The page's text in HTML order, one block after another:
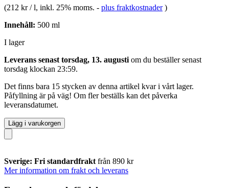
(212 kr / l, inkl. 25% moms. - plus fraktkostnader )
Innehåll: 500 ml
I lager
Leverans senast torsdag, 13. augusti om du beställer senast
torsdag klockan 23:59.
Det finns bara 15 stycken av denna artikel kvar i vårt lager.
Påfyllning är på väg! Om fler beställs kan det påverka
leveransdatumet.
Lägg i varukorgen
Sverige: Fri standardfrakt från 890 kr
Mer information om frakt och leverans